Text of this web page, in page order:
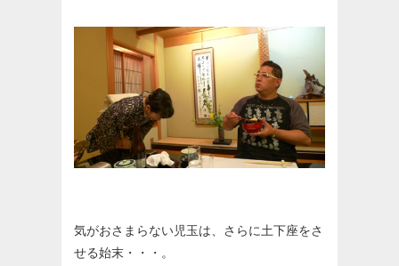
気がおさまらない児玉は、さらに土下座をさ
せる始末・・・。